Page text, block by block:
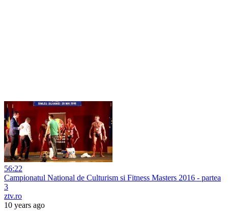
56:22
Campionatul National de Culturism si Fitness Masters 2016 - partea
3
ztv.ro
10 years ago